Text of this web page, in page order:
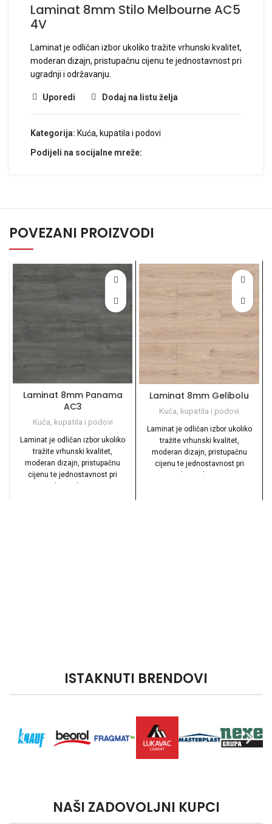
Laminat 8mm Stilo Melbourne AC5
4V
Laminat je odličan izbor ukoliko tražite vrhunski kvalitet,
moderan dizajn, pristupačnu cijenu te jednostavnost pri
ugradnji i održavanju.
Uporedi Dodaj na listu želja
Kategorija: Kuća, kupatila i podovi
Podijeli na socijalne mreže:
POVEZANI PROIZVODI
Laminat 8mm Panama
AC3
Kuća, kupatila i podovi
Laminat je odličan izbor ukoliko
tražite vrhunski kvalitet,
moderan dizajn, pristupačnu
cijenu te jednostavnost pri
ugradnji i održavanju.
Laminat 8mm Gelibolu
Kuća, kupatila i podovi
Laminat je odličan izbor ukoliko
tražite vrhunski kvalitet,
moderan dizajn, pristupačnu
cijenu te jednostavnost pri
ugradnji i održavanju.
ISTAKNUTI BRENDOVI
NAŠI ZADOVOLJNI KUPCI